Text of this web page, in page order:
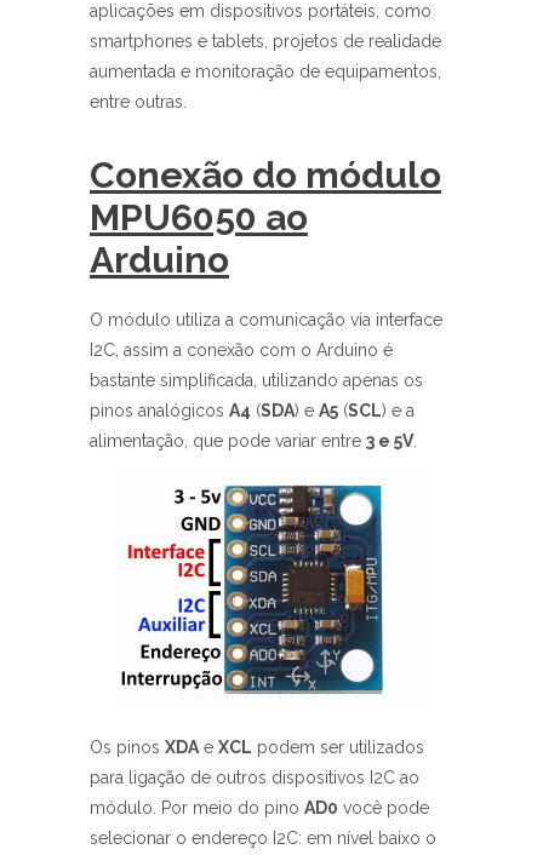
aplicações em dispositivos portáteis, como
smartphones e tablets, projetos de realidade
aumentada e monitoração de equipamentos,
entre outras.
Conexão do módulo
MPU6050 ao
Arduino
O módulo utiliza a comunicação via interface
I2C, assim a conexão com o Arduino é
bastante simplificada, utilizando apenas os
pinos analógicos A4 (SDA) e A5 (SCL) e a
alimentação, que pode variar entre 3 e 5V.
Os pinos XDA e XCL podem ser utilizados
para ligação de outros dispositivos I2C ao
módulo. Por meio do pino AD0 você pode
selecionar o endereço I2C: em nível baixo o